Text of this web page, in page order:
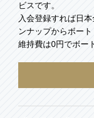
ビスです。
入会登録すれば日
ンナップからボー
維持費は0円でボー